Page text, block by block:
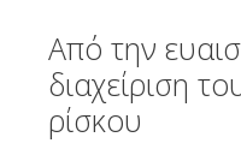
Από την
διαχείριση
ρίσκου